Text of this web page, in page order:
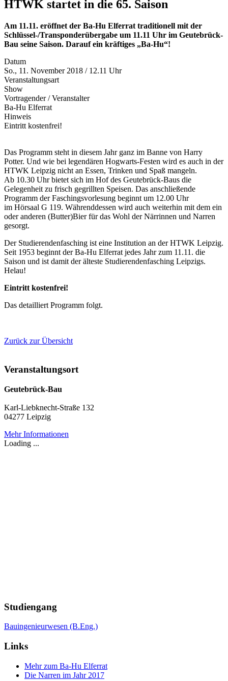
HTWK startet in die 65. Saison
Am 11.11. eröffnet der Ba-Hu Elferrat traditionell mit der
Schlüssel-/Transponderübergabe um 11.11 Uhr im Geutebrück-
Bau seine Saison. Darauf ein kräftiges „Ba-Hu“!
Datum
So., 11. November 2018 / 12.11 Uhr
Veranstaltungsart
Show
Vortragender / Veranstalter
Ba-Hu Elferrat
Hinweis
Eintritt kostenfrei!
Das Programm steht in diesem Jahr ganz im Banne von Harry
Potter. Und wie bei legendären Hogwarts-Festen wird es auch in der
HTWK Leipzig nicht an Essen, Trinken und Spaß mangeln.
Ab 10.30 Uhr bietet sich im Hof des Geutebrück-Baus die
Gelegenheit zu frisch gegrillten Speisen. Das anschließende
Programm der Faschingsvorlesung beginnt um 12.00 Uhr
im Hörsaal G 119. Währenddessen wird auch weiterhin mit dem ein
oder anderen (Butter)Bier für das Wohl der Närrinnen und Narren
gesorgt.
Der Studierendenfasching ist eine Institution an der HTWK Leipzig.
Seit 1953 beginnt der Ba-Hu Elferrat jedes Jahr zum 11.11. die
Saison und ist damit der älteste Studierendenfasching Leipzigs.
Helau!
Eintritt kostenfrei!
Das detailliert Programm folgt.
Zurück zur Übersicht
Veranstaltungsort
Geutebrück-Bau
Karl-Liebknecht-Straße 132
04277 Leipzig
Mehr Informationen
Loading ...
Studiengang
Bauingenieurwesen (B.Eng.)
Links
Mehr zum Ba-Hu Elferrat
Die Narren im Jahr 2017